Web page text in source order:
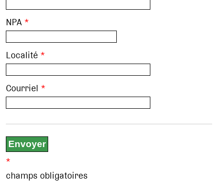
NPA *
Localité *
Courriel *
*
champs obligatoires